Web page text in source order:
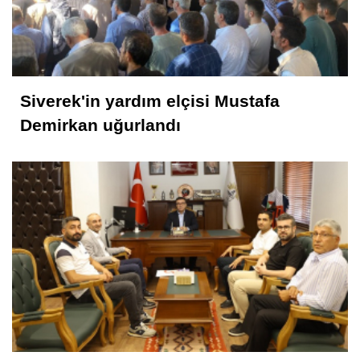
Muhammed Nur
28 Şubat Süreci ve Siverek 16
Selahattin İlhan Sonbayram
SAÂDET Mİ, ŞEKÂVET Mİ? İNSANIN
Mahmut Hanpolat
Adanmış bir hayat: Neşet Hoca
Abdurahman Deniz Uğurlu
Bazı İnsanların Değeri, Yokluklarında
Anlaşılır: Hacı Mustafa Demirkan
Siverek'in yardım elçisi Mustafa
Demirkan uğurlandı